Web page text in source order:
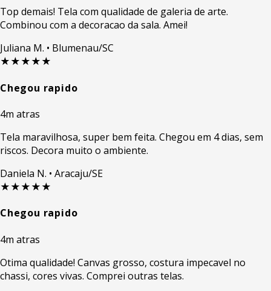
Top demais! Tela com qualidade de galeria de arte.
Combinou com a decoracao da sala. Amei!
Juliana M. • Blumenau/SC
★★★★★
Chegou rapido
4m atras
Tela maravilhosa, super bem feita. Chegou em 4 dias, sem
riscos. Decora muito o ambiente.
Daniela N. • Aracaju/SE
★★★★★
Chegou rapido
4m atras
Otima qualidade! Canvas grosso, costura impecavel no
chassi, cores vivas. Comprei outras telas.